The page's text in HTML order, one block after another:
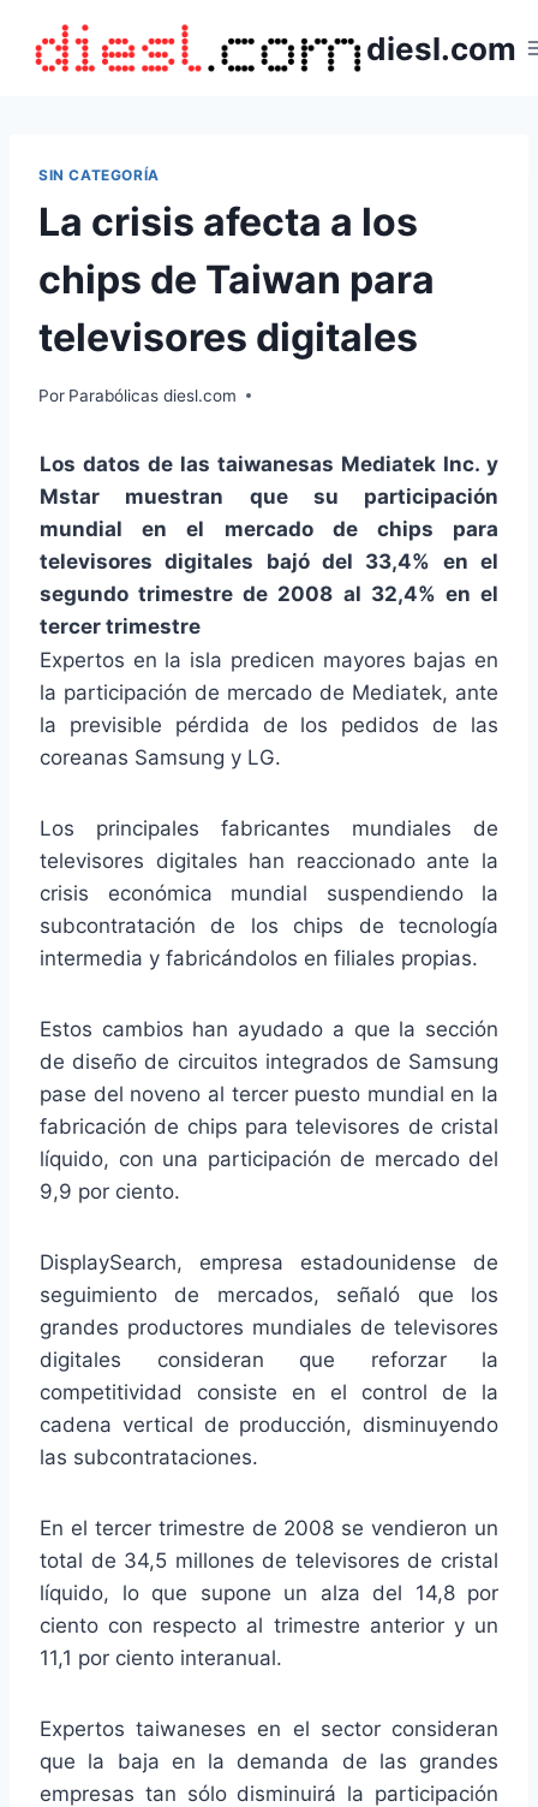
contenido
diesl.com
SIN CATEGORÍA
La crisis afecta a los
chips de Taiwan para
televisores digitales
Por Parabólicas diesl.com
Los datos de las taiwanesas Mediatek Inc. y
Mstar muestran que su participación
mundial en el mercado de chips para
televisores digitales bajó del 33,4% en el
segundo trimestre de 2008 al 32,4% en el
tercer trimestre
Expertos en la isla predicen mayores bajas en
la participación de mercado de Mediatek, ante
la previsible pérdida de los pedidos de las
coreanas Samsung y LG.
Los principales fabricantes mundiales de
televisores digitales han reaccionado ante la
crisis económica mundial suspendiendo la
subcontratación de los chips de tecnología
intermedia y fabricándolos en filiales propias.
Estos cambios han ayudado a que la sección
de diseño de circuitos integrados de Samsung
pase del noveno al tercer puesto mundial en la
fabricación de chips para televisores de cristal
líquido, con una participación de mercado del
9,9 por ciento.
DisplaySearch, empresa estadounidense de
seguimiento de mercados, señaló que los
grandes productores mundiales de televisores
digitales consideran que reforzar la
competitividad consiste en el control de la
cadena vertical de producción, disminuyendo
las subcontrataciones.
En el tercer trimestre de 2008 se vendieron un
total de 34,5 millones de televisores de cristal
líquido, lo que supone un alza del 14,8 por
ciento con respecto al trimestre anterior y un
11,1 por ciento interanual.
Expertos taiwaneses en el sector consideran
que la baja en la demanda de las grandes
empresas tan sólo disminuirá la participación